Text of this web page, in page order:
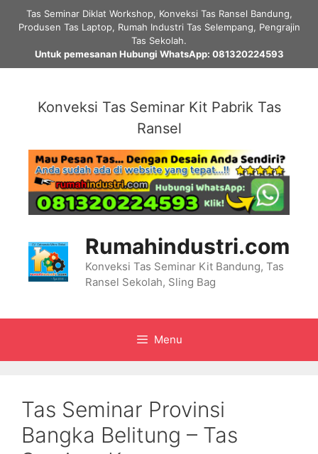
Tas Seminar Diklat Workshop, Konveksi Tas Ransel Bandung,
Produsen Tas Laptop, Rumah Industri Tas Selempang, Pengrajin
Tas Sekolah.
Untuk pemesanan Hubungi WhatsApp: 081320224593
Konveksi Tas Seminar Kit Pabrik Tas
Ransel
Rumahindustri.com
Konveksi Tas Seminar Kit Bandung, Tas
Ransel Sekolah, Sling Bag
Menu
Tas Seminar Provinsi
Bangka Belitung – Tas